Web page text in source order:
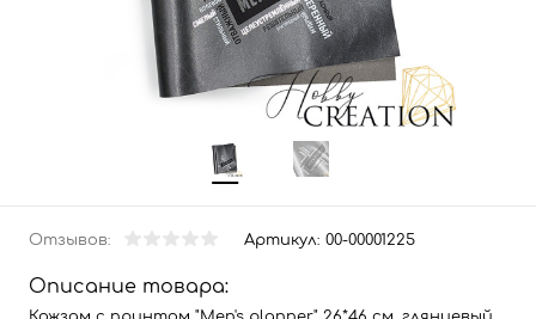
Отзывов: Артикул: 00-00001225
Описание товара: